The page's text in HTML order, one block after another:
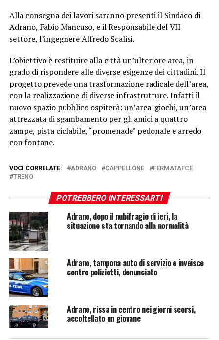
Alla consegna dei lavori saranno presenti il Sindaco di
Adrano, Fabio Mancuso, e il Responsabile del VII
settore, l’ingegnere Alfredo Scalisi.
L’obiettivo è restituire alla città un’ulteriore area, in
grado di rispondere alle diverse esigenze dei cittadini. Il
progetto prevede una trasformazione radicale dell’area,
con la realizzazione di diverse infrastrutture. Infatti il
nuovo spazio pubblico ospiterà: un’area-giochi, un’area
attrezzata di sgambamento per gli amici a quattro
zampe, pista ciclabile, “promenade” pedonale e arredo
con fontane.
VOCI CORRELATE: ADRANO CAPPELLONE
FERMATAFCE
TRENO
POTREBBERO INTERESSARTI
Adrano, dopo il nubifragio di ieri, la
situazione sta tornando alla normalità
Adrano, tampona auto di servizio e inveisce
contro poliziotti, denunciato
Adrano, rissa in centro nei giorni scorsi,
accoltellato un giovane